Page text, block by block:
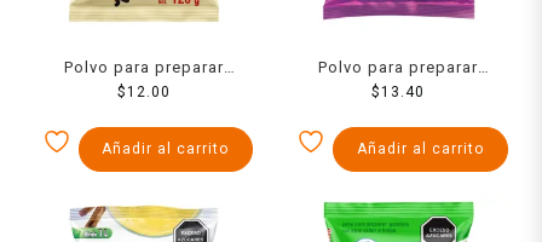
Polvo para preparar
gelatina Ideal de leche
$12.00
Añadir al carrito
Polvo para preparar
gelatina D´Gari de agua
$13.40
Añadir al carrito